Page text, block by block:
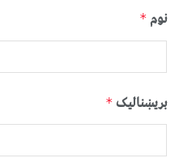
نوم *
بریښنالیک *